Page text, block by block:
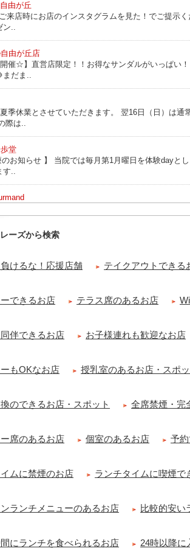
由が丘
来店時にお店のインスタグラムを見た！でご提示
ン..
由が丘店
催☆】直営店限定！！お得なサンダルがいっぱい
まだま..
季休業とさせていただきます。 翌16日（日）は通
際は..
堂
のお知らせ 】 当院では毎月第1月曜日を体験dayと
す..
えて)手..
メニュー 】 ワンプレートランチ登場！！パスタや
き専門店 ねぎ家 -時代家 旬-
た温泉卵..
ラクゼーション専門の顧問契約 】 冷え性改善協会
専..
ーズから検索
けるな！応援店舗 テイクアウトできる
できるお店 テラス席のあるお店
伴できるお店 お子様連れも歓迎なお店
もOKなお店 授乳室のあるお店・スポ
のできるお店・スポット 全席禁煙・完
席のあるお店 個室のあるお店 予
ムに禁煙のお店 ランチタイムに喫煙で
ランチメニューのあるお店 比較的安い
にランチを食べられるお店 24時以降に